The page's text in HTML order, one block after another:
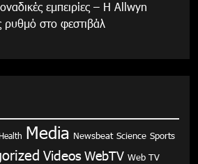
εμπειρίες – Η Allwyn
ρυθμό στο φεστιβάλ
Media Newsbeat Science Sports
Videos WebTV Web TV